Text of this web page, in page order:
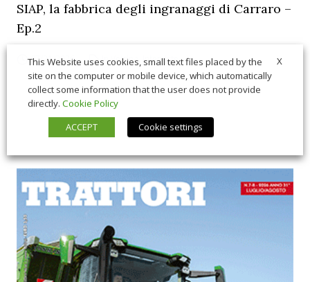
SIAP, la fabbrica degli ingranaggi di Carraro –
Ep.2
07/21/2026 In Vetrina Interviste X
This Website uses cookies, small text files placed by the
site on the computer or mobile device, which automatically
collect some information that the user does not provide
directly. Cookie Policy
ACCEPT
Cookie settings